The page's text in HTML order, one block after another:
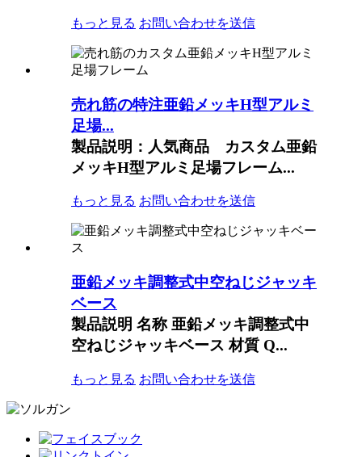
もっと見る お問い合わせを送信
売れ筋の特注亜鉛メッキH型アルミ
足場...
製品説明：人気商品 カスタム亜鉛
メッキH型アルミ足場フレーム...
もっと見る お問い合わせを送信
亜鉛メッキ調整式中空ねじジャッキ
ベース
製品説明 名称 亜鉛メッキ調整式中
空ねじジャッキベース 材質 Q...
もっと見る お問い合わせを送信